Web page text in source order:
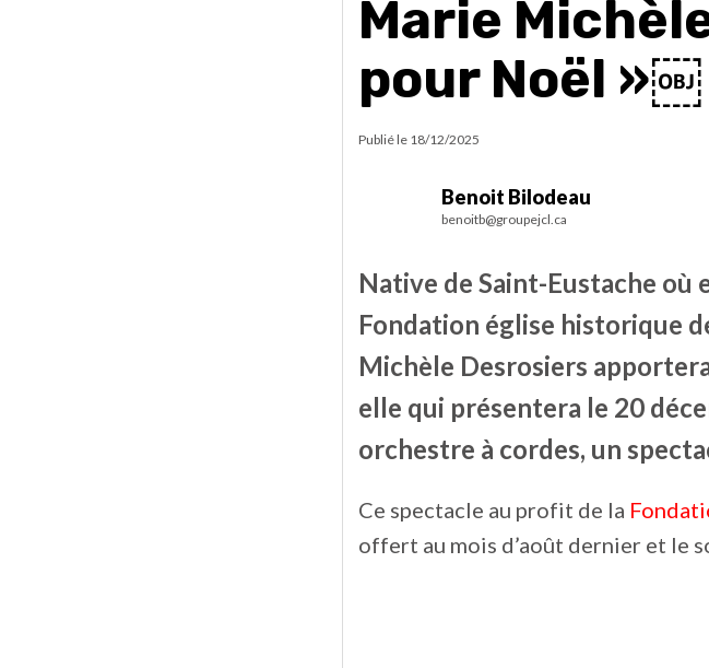
Marie
pour Noël »￼
Publié le 18/12/2025
Benoit Bilodeau
benoitb@groupejcl.ca
Native de Saint-Eustache où
Fondation église historique
Michèle Desrosiers
elle qui présentera le 20
orchestre à cordes, un
Ce spectacle au profit de la
offert au mois d’août dernier et le